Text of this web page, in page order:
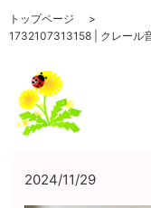
トップページ
1732107313158 | クレール
2024/11/29